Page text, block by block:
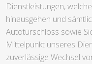
Dienstleistungen,
hinausgehen und
Autotürschloss sowie
Mittelpunkt unseres
zuverlässige Wechsel